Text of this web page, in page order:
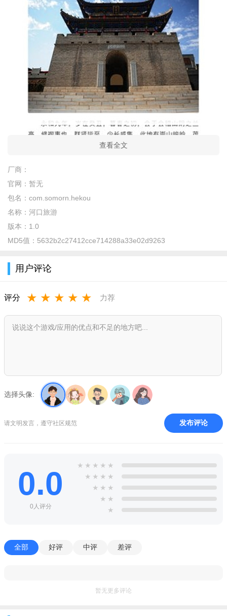
河口旅游app介绍
里处，地理属兰州西大门；
2.走进河口古镇 ，据了解当地人说：在距今20万年前的旧石
器时代就有人类活动的痕迹，唐代设广武，宋代称研龙，元明称
国时期民居1处，共200余间；
4.兰州西固区河口古镇有着很深的文化底蕴，河景和路景两种
景色交相呼应，河口镇原是古商贾云集之码头，更是名迹荟萃的
镇。给人一个不一样的现代。在冬天温暖的阳光下感受者过去和
现代不一样的民土风情的欢乐与喜悦；
6.在线支持门票预订；
1、十分方便每一个要去河口古镇游玩的游客，还有更多旅客
查看全文
厂商：
官网： 暂无
包名： com.somorn.hekou
名称： 河口旅游
版本： 1.0
MD5值： 5632b2c27412cce714288a33e02d9263
用户评论
评分 ★ ★ ★ ★ ★ 力荐
选择头像:
请文明发言，遵守社区规范 发布评论
0.0
0人评分
★ ★ ★ ★ ★
★ ★ ★ ★
★ ★ ★
★ ★
★
全部 好评 中评 差评
暂无更多评论